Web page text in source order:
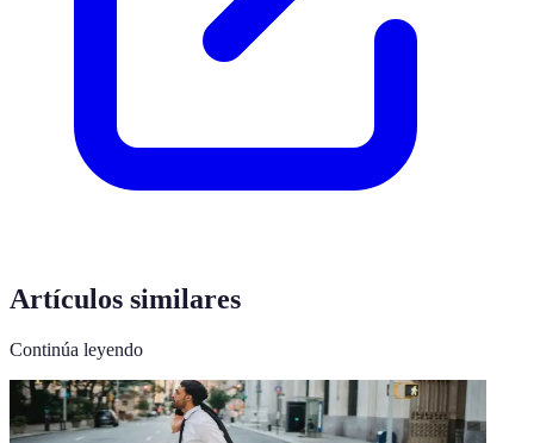
Artículos similares
Continúa leyendo